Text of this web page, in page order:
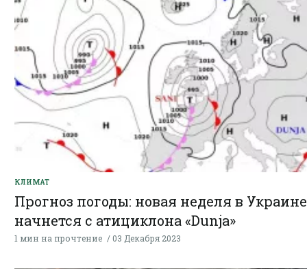
КЛИМАТ
Прогноз погоды: новая неделя в Украине
начнется c атициклона «Dunja»
1 мин на прочтение 03 Декабря 2023